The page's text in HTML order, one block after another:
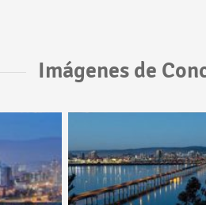
Imágenes de